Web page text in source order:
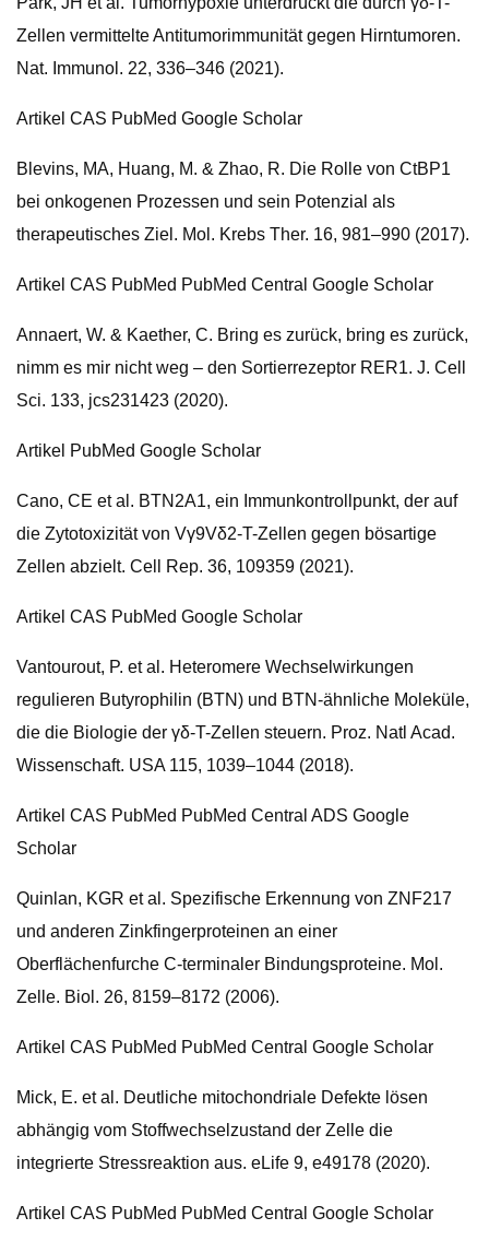
Zellen vermittelte Antitumorimmunität gegen Hirntumoren.
Nat. Immunol. 22, 336–346 (2021).
Artikel CAS PubMed Google Scholar
Blevins, MA, Huang, M. & Zhao, R. Die Rolle von CtBP1
bei onkogenen Prozessen und sein Potenzial als
therapeutisches Ziel. Mol. Krebs Ther. 16, 981–990 (2017).
Artikel CAS PubMed PubMed Central Google Scholar
Annaert, W. & Kaether, C. Bring es zurück, bring es zurück,
nimm es mir nicht weg – den Sortierrezeptor RER1. J. Cell
Sci. 133, jcs231423 (2020).
Artikel PubMed Google Scholar
Cano, CE et al. BTN2A1, ein Immunkontrollpunkt, der auf
die Zytotoxizität von Vγ9Vδ2-T-Zellen gegen bösartige
Zellen abzielt. Cell Rep. 36, 109359 (2021).
Artikel CAS PubMed Google Scholar
Vantourout, P. et al. Heteromere Wechselwirkungen
regulieren Butyrophilin (BTN) und BTN-ähnliche Moleküle,
die die Biologie der γδ-T-Zellen steuern. Proz. Natl Acad.
Wissenschaft. USA 115, 1039–1044 (2018).
Artikel CAS PubMed PubMed Central ADS Google
Scholar
Quinlan, KGR et al. Spezifische Erkennung von ZNF217
und anderen Zinkfingerproteinen an einer
Oberflächenfurche C-terminaler Bindungsproteine. Mol.
Zelle. Biol. 26, 8159–8172 (2006).
Artikel CAS PubMed PubMed Central Google Scholar
Mick, E. et al. Deutliche mitochondriale Defekte lösen
abhängig vom Stoffwechselzustand der Zelle die
integrierte Stressreaktion aus. eLife 9, e49178 (2020).
Artikel CAS PubMed PubMed Central Google Scholar